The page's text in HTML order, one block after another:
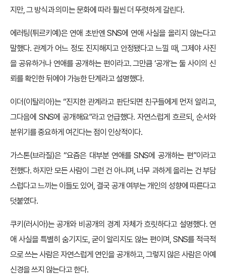
지만, 그 방식과 의미는 문화에 따라 훨씬 더 뚜렷하게 갈린다.
에러팅(튀르키예)은 연애 초반엔 SNS에 연애 사실을 올리지 않는다고
말했다. 관계가 어느 정도 진지해지고 안정됐다고 느낄 때, 그제야 사진
을 공유하거나 연애를 공개하는 편이라고. 그만큼 ‘공개’는 둘 사이의 신
뢰를 확인한 뒤에야 가능한 단계라고 설명했다.
이더(이탈리아)는 “진지한 관계라고 판단되면 친구들에게 먼저 알리고,
그다음에 SNS에 공개해요”라고 언급했다. 자연스럽게 흐르되, 순서와
분위기를 중요하게 여긴다는 점이 인상적이다.
가스톤(브라질)은 “요즘은 대부분 연애를 SNS에 공개하는 편”이라고
전했다. 하지만 모든 사람이 그런 건 아니며, 너무 과하게 올리는 건 부담
스럽다고 느끼는 이들도 있어, 결국 공개 여부는 개인의 성향에 따른다고
덧붙였다.
쿠키(러시아)는 공개와 비공개의 경계 자체가 흐릿하다고 설명했다. 연
애 사실을 특별히 숨기지도, 굳이 알리지도 않는 편이며, SNS를 적극적
으로 쓰는 사람은 자연스럽게 연인을 공개하고, 그렇지 않은 사람은 아예
신경을 쓰지 않는다고 한다.